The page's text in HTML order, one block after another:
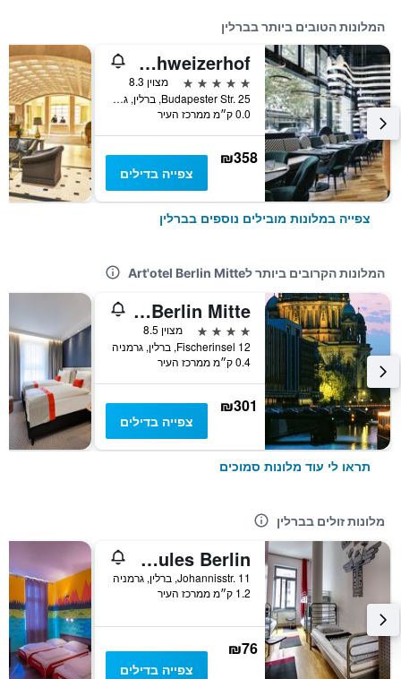
המלונות הטובים ביותר בברלין
Pullman Berlin Schweizerhof
5 כוכבים
מצוין 8.3
Budapester Str. 25, ברלין, גרמניה
0.0 ק״מ ממרכז העיר
₪358
צפייה בדילים
צפייה במלונות מובילים נוספים בברלין
המלונות הקרובים ביותר לArt'otel Berlin Mitte
Novotel Berlin Mitte
4 כוכבים
מצוין 8.5
Fischerinsel 12, ברלין, גרמניה
0.4 ק״מ ממרכז העיר
₪301
צפייה בדילים
תראו לי עוד מלונות סמוכים
מלונות זולים בברלין
Heart of Gold Hostel & Capsules Berlin
Johannisstr. 11, ברלין, גרמניה
1.2 ק״מ ממרכז העיר
₪76
צפייה בדילים